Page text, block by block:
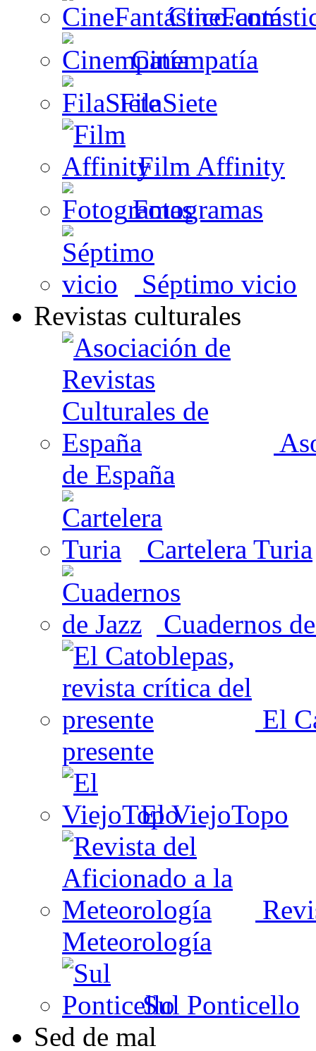
Cinempatía
FilaSiete
Film Affinity
Fotogramas
Séptimo vicio
Revistas culturales
de España
Cartelera Turia
Cuadernos
El
presente
El ViejoTopo
Meteorología
Sul Ponticello
Sed de mal